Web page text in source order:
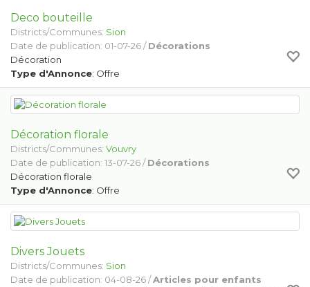
Deco bouteille
Districts/Communes: Sion
Date de publication: 01-07-26 /Décorations
Décoration
Type d'Annonce: Offre
Décoration florale
Districts/Communes: Vouvry
Date de publication: 13-07-26 /Décorations
Décoration florale
Type d'Annonce: Offre
Divers Jouets
Districts/Communes: Sion
Date de publication: 04-08-26 /Articles pour enfants